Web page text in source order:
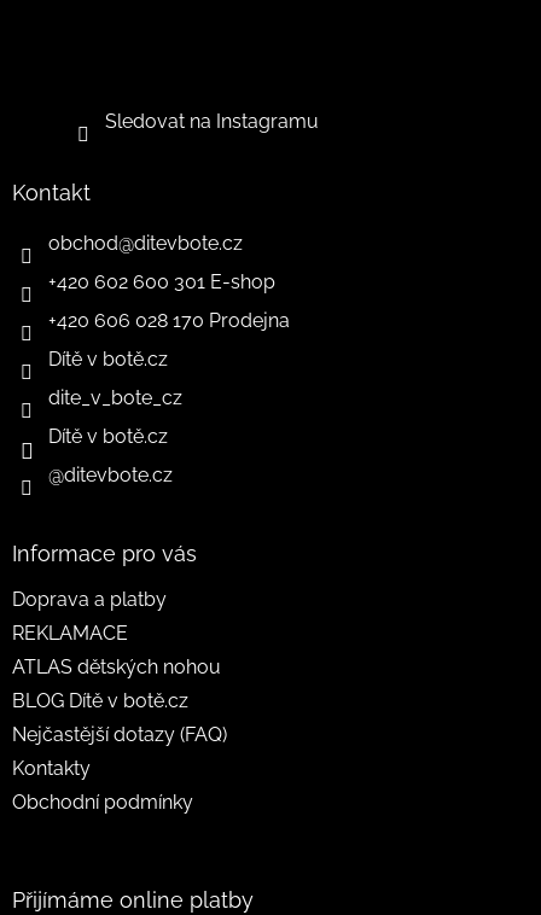
Sledovat na Instagramu
Kontakt
obchod@ditevbote.cz
+420 602 600 301 E-shop
+420 606 028 170 Prodejna
Dítě v botě.cz
dite_v_bote_cz
Dítě v botě.cz
@ditevbote.cz
Informace pro vás
Doprava a platby
REKLAMACE
ATLAS dětských nohou
BLOG Dítě v botě.cz
Nejčastější dotazy (FAQ)
Kontakty
Obchodní podmínky
Přijímáme online platby